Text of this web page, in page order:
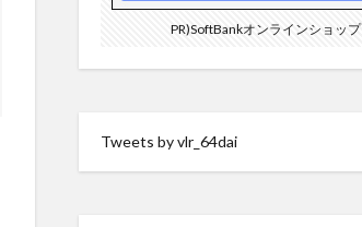
PR)SoftBankオンラインショップ
Tweets by vlr_64dai